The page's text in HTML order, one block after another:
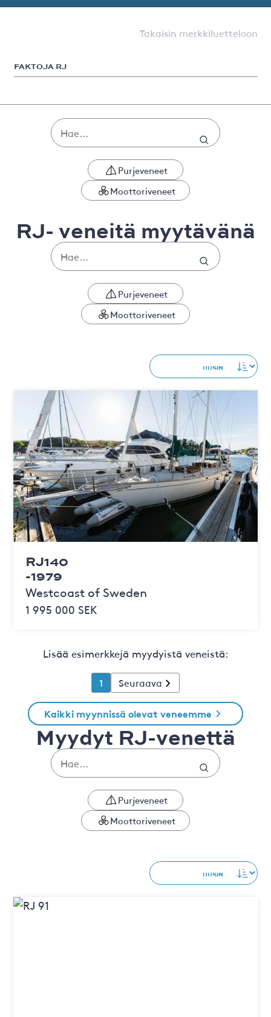
Takaisin merkkiluetteloon
FAKTOJA RJ
Purjeveneet
Moottoriveneet
RJ- veneitä myytävänä
Purjeveneet
Moottoriveneet
RJ140
-1979
Westcoast of Sweden
1 995 000 SEK
Lisää esimerkkejä myydyistä veneistä:
1 Seuraava
Kaikki myynnissä olevat veneemme
Myydyt RJ-venettä
Purjeveneet
Moottoriveneet